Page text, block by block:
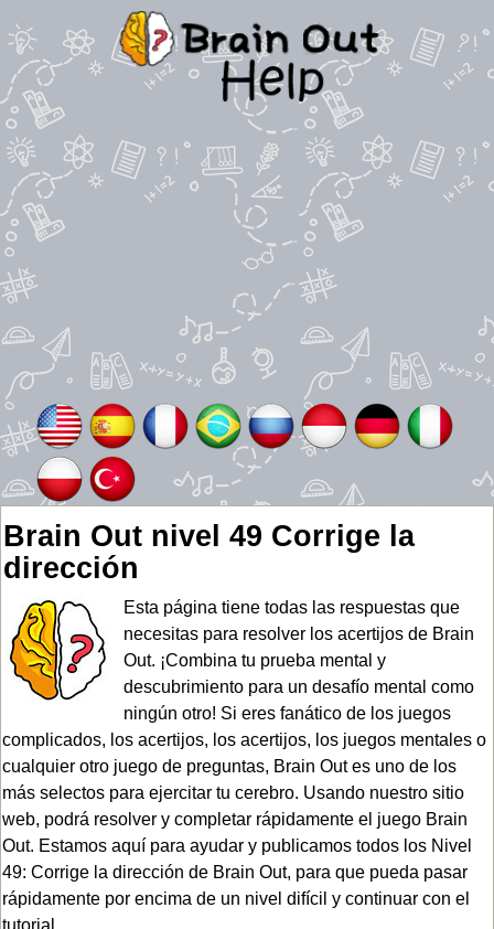
Brain Out nivel 49 Corrige la
dirección
Esta página tiene todas las respuestas que
necesitas para resolver los acertijos de Brain
Out. ¡Combina tu prueba mental y
descubrimiento para un desafío mental como
ningún otro! Si eres fanático de los juegos
complicados, los acertijos, los acertijos, los juegos mentales o
cualquier otro juego de preguntas, Brain Out es uno de los
más selectos para ejercitar tu cerebro. Usando nuestro sitio
web, podrá resolver y completar rápidamente el juego Brain
Out. Estamos aquí para ayudar y publicamos todos los Nivel
49: Corrige la dirección de Brain Out, para que pueda pasar
rápidamente por encima de un nivel difícil y continuar con el
tutorial.